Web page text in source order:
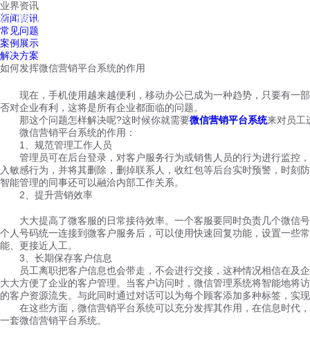
红鹰工作手机
业界资讯
新闻资讯
常见问题
案例展示
解决方案
如何发挥微信营销平台系统的作用
现在，手机使用越来越便利，移动办公已成为一种趋势，只要有一
否对企业有利，这将是所有企业都面临的问题。
那这个问题怎样解决呢?这时候你就需要微信营销平台系统来对员工
微信营销平台系统的作用：
1、规范管理工作人员
管理员可在后台登录，对客户服务行为或销售人员的行为进行监控
入敏感行为，并将其删除，删掉联系人，收红包等后台实时预警，时
智能管理的同事还可以融洽内部工作关系。
2、提升营销效率
大大提高了微客服的日常接待效率。一个客服要同时负责几个微信
个人号码统一连接到微客户服务后，可以使用快速回复功能，设置一些
能、更接近人工。
3、长期保存客户信息
员工离职把客户信息也会带走，不会进行交接，这种情况相信在及
大大方便了企业的客户管理。当客户访问时，微信管理系统将智能地将
的客户资源流失。与此同时通过对话可以为每个顾客添加多种标签，实
在这些方面，微信营销平台系统可以充分发挥其作用，在信息时代
一套微信营销平台系统。